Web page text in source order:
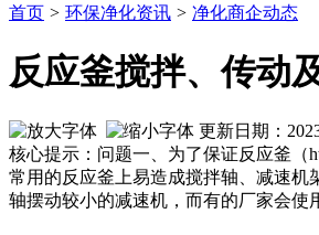
首页 > 环保净化资讯 > 净化商企动态
反应釜搅拌、传动
更新日期：
核心提示：问题一、为了保证反应釜（
常用的反应釜上易造成搅拌轴、减速机
轴摆动较小的减速机，而有的厂家会使